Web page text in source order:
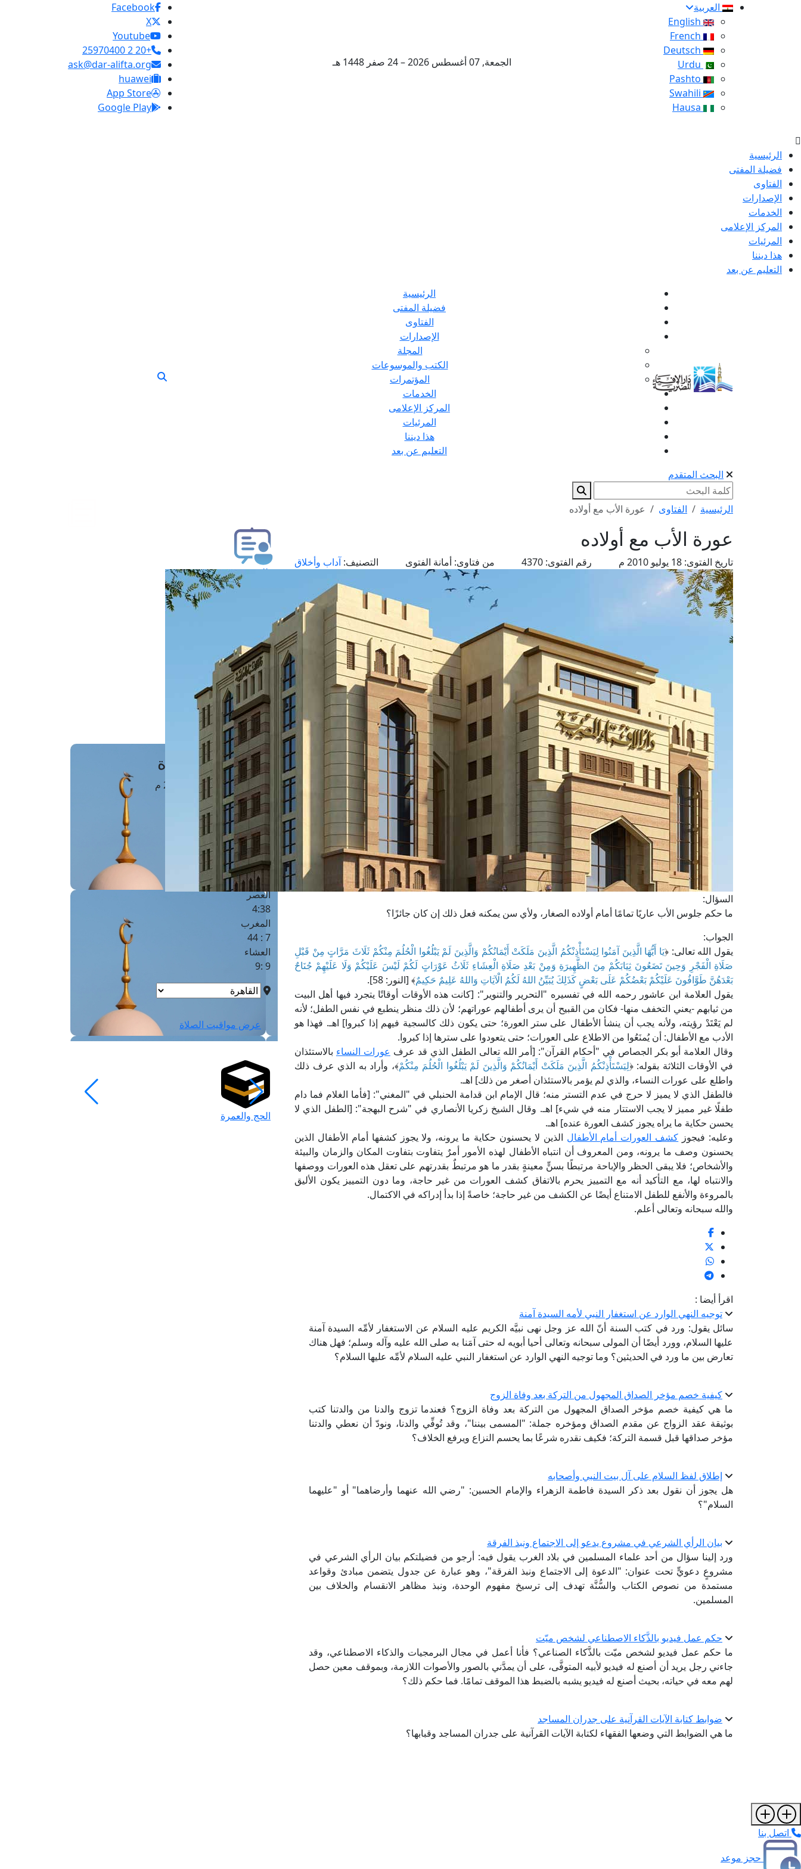
العربية
الجمعة, 07 أغسطس 2026 – 24 صفر 1448 هـ
Facebook
X
Youtube
+20 2 25970400
ask@dar-alifta.org
huawei
App Store
Google Play
الرئيسية
فضيلة المفتى
الفتاوى
الإصدارات
الخدمات
المركز الإعلامى
المرئيات
هذا ديننا
التعليم عن بعد
الرئيسية
فضيلة المفتى
الفتاوى
الإصدارات
المجلة
الكتب والموسوعات
المؤتمرات
الخدمات
المركز الإعلامى
المرئيات
هذا ديننا
التعليم عن بعد
البحث المتقدم
الرئيسية الفتاوى عورة الأب مع أولاده
عورة الأب مع أولاده
تاريخ الفتوى: رقم الفتوى: من فتاوى: أمانة الفتوى التصنيف: آداب وأخلاق
السؤال:
ما حكم جلوس الأب عاريًا تمامًا أمام أولاده الصغار، ولأي سن يمكنه فعل ذلك إن كان جائزًا؟
الجواب:
يقول الله تعالى: ﴿يَا أَيُّهَا الَّذِينَ آمَنُوا لِيَسْتَأْذِنْكُمُ الَّذِينَ مَلَكَتْ أَيْمَانُكُمْ وَالَّذِينَ لَمْ يَبْلُغُوا الْحُلُمَ مِنْكُمْ ثَلَاثَ مَرَّاتٍ مِنْ قَبْلِ
صَلَاةِ الْفَجْرِ وَحِينَ تَضَعُونَ ثِيَابَكُمْ مِنَ الظَّهِيرَةِ وَمِنْ بَعْدِ صَلَاةِ الْعِشَاءِ ثَلَاثُ عَوْرَاتٍ لَكُمْ لَيْسَ عَلَيْكُمْ وَلَا عَلَيْهِمْ جُنَاحٌ
بَعْدَهُنَّ طَوَّافُونَ عَلَيْكُمْ بَعْضُكُمْ عَلَى بَعْضٍ كَذَلِكَ يُبَيِّنُ اللهُ لَكُمُ الْآيَاتِ وَاللهُ عَلِيمٌ حَكِيمٌ﴾ [النور: 58].
يقول العلامة ابن عاشور رحمه الله في تفسيره "التحرير والتنوير": [كانت هذه الأوقات أوقاتًا يتجرد فيها أهل البيت
من ثيابهم -يعني التخفف منها- فكان من القبيح أن يرى أطفالهم عوراتهم؛ لأن ذلك منظر ينطبع في نفس الطفل؛ لأنه
لم يَعْتَدْ رؤيته، ولأنه يجب أن ينشأ الأطفال على ستر العورة؛ حتى يكون ذلك كالسجية فيهم إذا كبروا] اهـ. فهذا هو
الأدب مع الأطفال: أن يُمنَعُوا من الاطلاع على العورات؛ حتى يتعودوا على سترها إذا كبروا.
وقال العلامة أبو بكر الجصاص في "أحكام القرآن": [أمر الله تعالى الطفل الذي قد عرف عورات النساء بالاستئذان
في الأوقات الثلاثة بقوله: ﴿لِيَسْتَأْذِنْكُمُ الَّذِينَ مَلَكَتْ أَيْمَانُكُمْ وَالَّذِينَ لَمْ يَبْلُغُوا الْحُلُمَ مِنْكُمْ﴾، وأراد به الذي عرف ذلك
واطلع على عورات النساء، والذي لم يؤمر بالاستئذان أصغر من ذلك] اهـ.
فالطفل الذي لا يميز لا حرج في عدم التستر منه؛ قال الإمام ابن قدامة الحنبلي في "المغني": [فأما الغلام فما دام
طفلًا غير مميز لا يجب الاستتار منه في شيء] اهـ. وقال الشيخ زكريا الأنصاري في "شرح البهجة": [الطفل الذي لا
يحسن حكاية ما يراه يجوز كشف العورة عنده] اهـ.
وعليه: فيجوز كشف العورات أمام الأطفال الذين لا يحسنون حكاية ما يرونه، ولا يجوز كشفها أمام الأطفال الذين
يحسنون وصف ما يرونه، ومن المعروف أن انتباه الأطفال لهذه الأمور أمرٌ يتفاوت بتفاوت المكان والزمان والبيئة
والأشخاص؛ فلا يبقى الحظر والإباحة مرتبطًا بسنٍّ معينةٍ بقدر ما هو مرتبطٌ بقدرتهم على تعقل هذه العورات ووصفها
والانتباه لها، مع التأكيد أنه مع التمييز يحرم بالاتفاق كشف العورات من غير حاجة، وما دون التمييز يكون الأليق
بالمروءة والأنفع للطفل الامتناع أيضًا عن الكشف من غير حاجة؛ خاصةً إذا بدأ إدراكه في الاكتمال.
والله سبحانه وتعالى أعلم.
اقرأ أيضا :
توجيه النهي الوارد عن استغفار النبي لأمه السيدة آمنة
سائل يقول: ورد في كتب السنة أنّ الله عز وجل نهى نبيَّه الكريم عليه السلام عن الاستغفار لأمِّه السيدة آمنة
عليها السلام، وورد أيضًا أن المولى سبحانه وتعالى أحيا أبويه له حتى آمَنا به صلى الله عليه وآله وسلم؛ فهل هناك
تعارض بين ما ورد في الحديثين؟ وما توجيه النهي الوارد عن استغفار النبي عليه السلام لأمِّه عليها السلام؟
كيفية خصم مؤخر الصداق المجهول من التركة بعد وفاة الزوج
ما هي كيفية خصم مؤخر الصداق المجهول من التركة بعد وفاة الزوج؟ فعندما تزوج والدنا من والدتنا كتب
بوثيقة عقد الزواج عن مقدم الصداق ومؤخره جملة: "المسمى بيننا"، وقد تُوفِّي والدنا، ونودّ أن نعطي والدتنا
مؤخر صداقها قبل قسمة التركة؛ فكيف نقدره شرعًا بما يحسم النزاع ويرفع الخلاف؟
إطلاق لفظ السلام على آل بيت النبي وأصحابه
هل يجوز أن نقول بعد ذكر السيدة فاطمة الزهراء والإمام الحسين: "رضي الله عنهما وأرضاهما" أو "عليهما
السلام"؟
بيان الرأي الشرعي في مشروع يدعو إلى الاجتماع ونبذ الفرقة
ورد إلينا سؤال من أحد علماء المسلمين في بلاد الغرب يقول فيه: أرجو من فضيلتكم بيان الرأي الشرعي في
مشروعٍ دعويٍّ تحت عنوان: "الدعوة إلى الاجتماع ونبذ الفرقة"، وهو عبارة عن جدول يتضمن مبادئ وقواعد
مستمدة من نصوص الكتاب والسُّنَّة تهدف إلى ترسيخ مفهوم الوحدة، ونبذ مظاهر الانقسام والخلاف بين
المسلمين.
حكم عمل فيديو بالذَّكاء الاصطناعي لشخص ميّت
ما حكم عمل فيديو لشخص ميّت بالذَّكاء الصناعي؟ فأنا أعمل في مجال البرمجيات والذكاء الاصطناعي، وقد
جاءني رجل يريد أن أصنع له فيديو لأبيه المتوفَّى، على أن يمدَّني بالصور والأصوات اللازمة، وبموقف معين حصل
لهم معه في حياته، بحيث أصنع له فيديو يشبه بالضبط هذا الموقف تمامًا. فما حكم ذلك؟
ضوابط كتابة الآيات القرآنية على جدران المساجد
ما هي الضوابط التي وضعها الفقهاء لكتابة الآيات القرآنية على جدران المساجد وقبابها؟
طلب فتوى
استعلام عن فتوى
حجز موعد
الفتوى الهاتفية
مَواقِيتُ الصَّـــلاة
القاهرة · 07 أغسطس 2026 م
الفجر
4 :41
الشروق
6 :17
الظهر
العصر
4:38
المغرب
7 : 44
العشاء
9 :9
عرض مواقيت الصلاة
الحج والعمرة
اتصل بنا
حجز موعد